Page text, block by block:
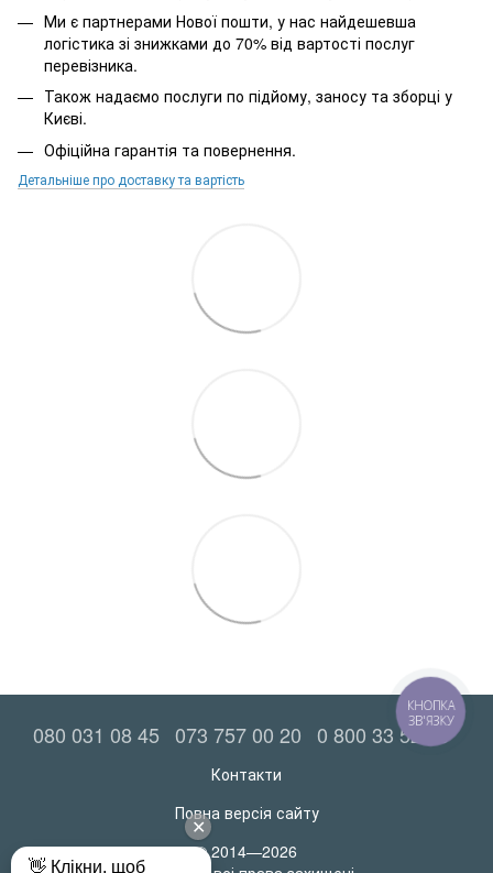
Ми є партнерами Нової пошти, у нас найдешевша
логістика зі знижками до 70% від вартості послуг
перевізника.
Також надаємо послуги по підйому, заносу та зборці у
Києві.
Офіційна гарантія та повернення.
Детальніше про доставку та вартість
080 031 08 45 073 757 00 20 0 800 33 52 06
Контакти
Повна версія сайту
© 2014—2026
КНОПКА
ЗВ'ЯЗКУ